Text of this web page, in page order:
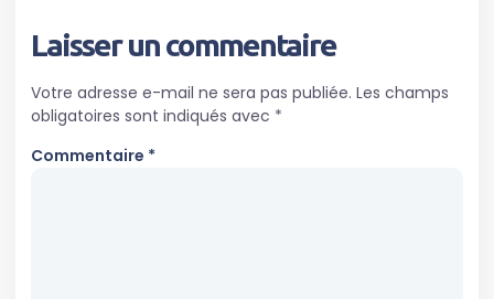
Laisser un commentaire
Votre adresse e-mail ne sera pas publiée. Les champs
obligatoires sont indiqués avec *
Commentaire *